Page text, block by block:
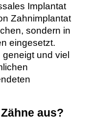
Implantat
Zahnimplantat
sondern in
eingesetzt.
und viel
aus?